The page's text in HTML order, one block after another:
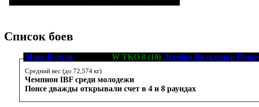
Список боев
Макс Бурсак W TKO 8 (10) Эстебан Вальдемар Понсе
Средний вес (до 72,574 кг)
Чемпион IBF среди молодежи
Понсе дважды открывали счет в 4 и 8 раундах